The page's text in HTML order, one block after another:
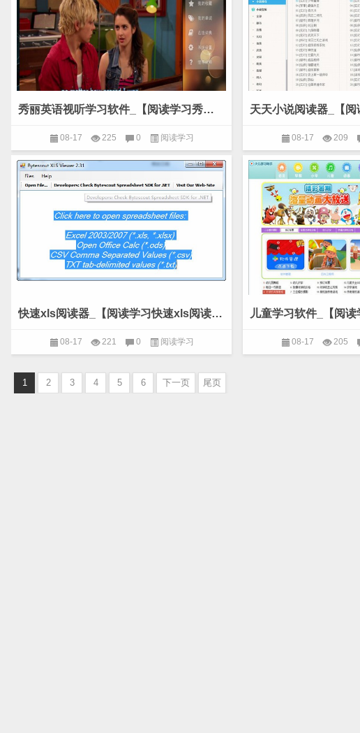
秀丽英语视听学习软件_【阅读学习秀丽英语视听学习软件,英语学习软件】(487.3M)
08-17 225 0 阅读学习 08-17 209
快速xls阅读器_【阅读学习快速xls阅读器,xls阅读器】(210KB)
08-17 221 0 阅读学习 08-17 205
1 2 3 4 5 6 下一页 尾页